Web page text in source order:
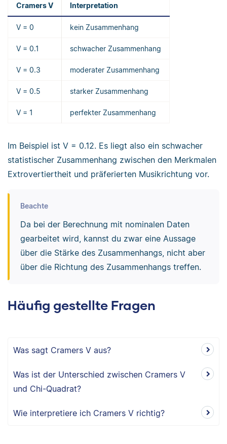
Cramers V Interpretation
V = 0 kein Zusammenhang
V = 0.1 schwacher Zusammenhang
V = 0.3 moderater Zusammenhang
V = 0.5 starker Zusammenhang
V = 1 perfekter Zusammenhang
Im Beispiel ist V = 0.12. Es liegt also ein schwacher
statistischer Zusammenhang zwischen den Merkmalen
Extrovertiertheit und präferierten Musikrichtung vor.
Beachte
Da bei der Berechnung mit nominalen Daten
gearbeitet wird, kannst du zwar eine Aussage
über die Stärke des Zusammenhangs, nicht aber
über die Richtung des Zusammenhangs treffen.
Häufig gestellte Fragen
Was sagt Cramers V aus?
Was ist der Unterschied zwischen Cramers V
und Chi-Quadrat?
Wie interpretiere ich Cramers V richtig?